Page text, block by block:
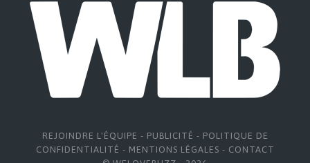
REJOINDRE L'ÉQUIPE - PUBLICITÉ - POLITIQUE DE
CONFIDENTIALITÉ - MENTIONS LÉGALES - CONTACT